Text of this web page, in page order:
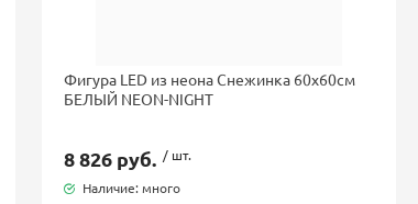
Фигура LED из неона Снежинка 60x60см
БЕЛЫЙ NEON-NIGHT
8 826 руб. / шт.
Наличие: много